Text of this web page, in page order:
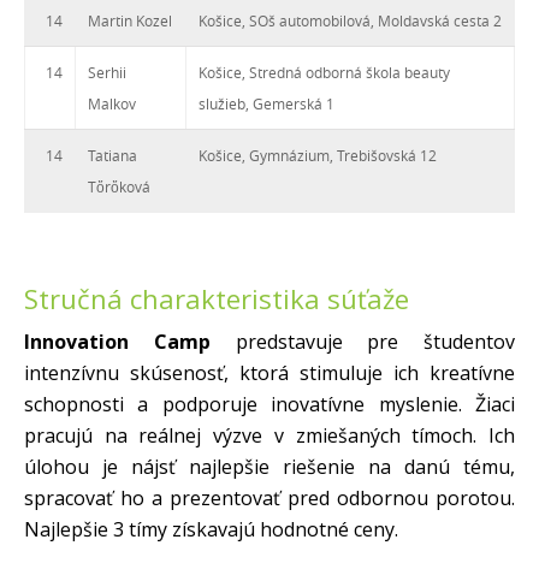
14 Martin Kozel Košice, SOš automobilová, Moldavská cesta 2
14
Serhii
Malkov
Košice, Stredná odborná škola beauty
služieb, Gemerská 1
14
Tatiana
Tὄrὄková
Košice, Gymnázium, Trebišovská 12
Stručná charakteristika súťaže
Innovation Camp predstavuje pre študentov
intenzívnu skúsenosť, ktorá stimuluje ich kreatívne
schopnosti a podporuje inovatívne myslenie. Žiaci
pracujú na reálnej výzve v zmiešaných tímoch. Ich
úlohou je nájsť najlepšie riešenie na danú tému,
spracovať ho a prezentovať pred odbornou porotou.
Najlepšie 3 tímy získavajú hodnotné ceny.